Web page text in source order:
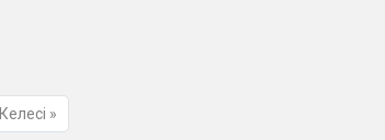
Келесі »